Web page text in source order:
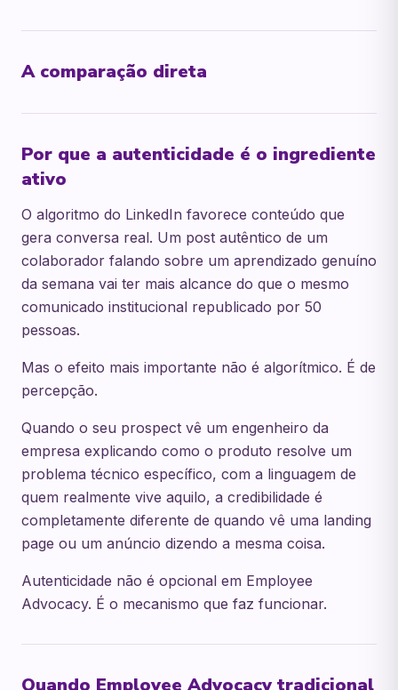
A comparação direta
Por que a autenticidade é o ingrediente
ativo
O algoritmo do LinkedIn favorece conteúdo que
gera conversa real. Um post autêntico de um
colaborador falando sobre um aprendizado genuíno
da semana vai ter mais alcance do que o mesmo
comunicado institucional republicado por 50
pessoas.
Mas o efeito mais importante não é algorítmico. É de
percepção.
Quando o seu prospect vê um engenheiro da
empresa explicando como o produto resolve um
problema técnico específico, com a linguagem de
quem realmente vive aquilo, a credibilidade é
completamente diferente de quando vê uma landing
page ou um anúncio dizendo a mesma coisa.
Autenticidade não é opcional em Employee
Advocacy. É o mecanismo que faz funcionar.
Quando Employee Advocacy tradicional